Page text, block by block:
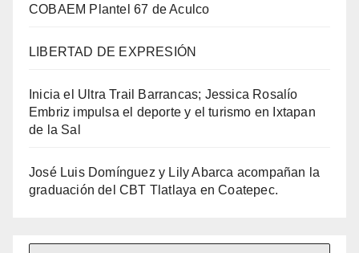
COBAEM Plantel 67 de Aculco
LIBERTAD DE EXPRESIÓN
Inicia el Ultra Trail Barrancas; Jessica Rosalío
Embriz impulsa el deporte y el turismo en Ixtapan
de la Sal
José Luis Domínguez y Lily Abarca acompañan la
graduación del CBT Tlatlaya en Coatepec.